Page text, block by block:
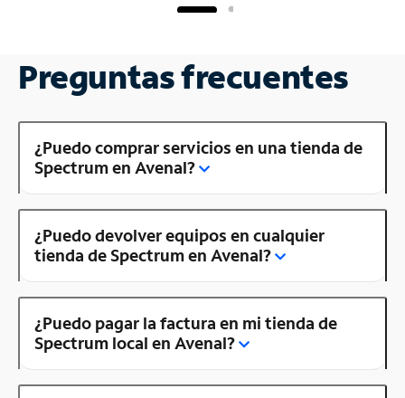
Preguntas frecuentes
¿Puedo comprar servicios en una tienda de
Spectrum en Avenal?
¿Puedo devolver equipos en cualquier
tienda de Spectrum en Avenal?
¿Puedo pagar la factura en mi tienda de
Spectrum local en Avenal?